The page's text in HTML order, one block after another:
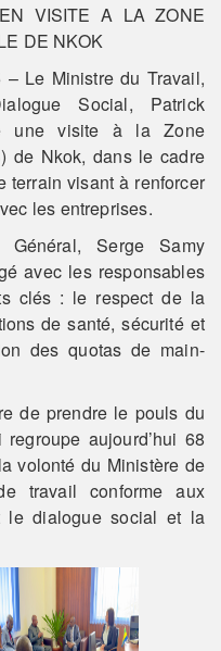
VISITE A LA ZONE
DE NKOK
Le Ministre du Travail,
Social, Patrick
une visite à la Zone
de Nkok, dans le cadre
terrain visant à renforcer
les entreprises.
Général, Serge Samy
avec les responsables
clés : le respect de la
de santé, sécurité et
des quotas de main-
de prendre le pouls du
aujourd’hui 68
volonté du Ministère de
travail conforme aux
le dialogue social et la